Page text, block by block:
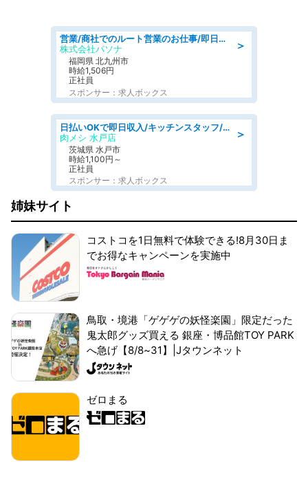
＞
営業/商社でのルート営業のお仕事/即日勤務可/車通勤可/営業
株式会社パソナ
福岡県 北九州市
時給1,506円
正社員
スポンサー：求人ボックス
＞
日払いOKで即日収入/キッチンスタッフ/「原付免許必須」デリバリー業務など、自己成長可能な幅広い仕事に挑戦!髪型自由&ピアス・ネイルOK/茨城県/水戸市
肉メシ 水戸店
茨城県 水戸市
時給1,100円～
正社員
スポンサー：求人ボックス
姉妹サイト
コストコを1日無料で体験できる!8月30日ま
でお得なキャンペーンを実施中
鳥取・境港「ゲゲゲの妖怪楽園」限定だった
鬼太郎グッズ買える 銀座・博品館TOY PARK
へ急げ【8/8~31】|Jタウンネット
ゼロまる